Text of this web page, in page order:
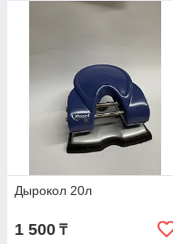
Дырокол 20л
1 500 ₸